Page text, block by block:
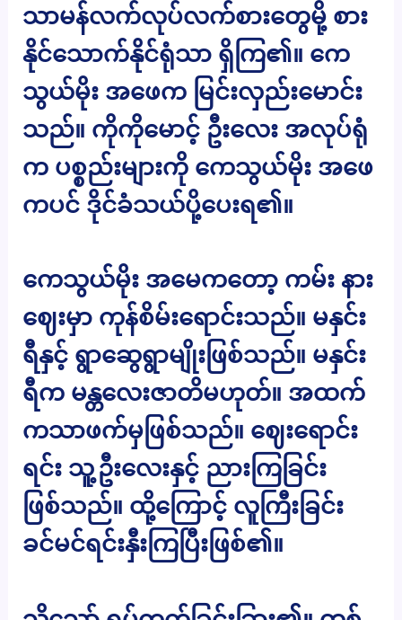
သာမန်လက်လုပ်လက်စားတွေမို့ စား
နိုင်သောက်နိုင်ရုံသာ ရှိကြ၏။ ကေ
သွယ်မိုး အဖေက မြင်းလှည်းမောင်း
သည်။ ကိုကိုမောင့် ဦးလေး အလုပ်ရုံ
က ပစ္စည်းများကို ကေသွယ်မိုး အဖေ
ကပင် ဒိုင်ခံသယ်ပို့ပေးရ၏။
ကေသွယ်မိုး အမေကတော့ ကမ်း နား
ဈေးမှာ ကုန်စိမ်းရောင်းသည်။ မနှင်း
ရီနှင့် ရွာဆွေရွာမျိုးဖြစ်သည်။ မနှင်း
ရီက မန္တလေးဇာတိမဟုတ်။ အထက်
ကသာဖက်မှဖြစ်သည်။ ဈေးရောင်း
ရင်း သူ့ဦးလေးနှင့် ညားကြခြင်း
ဖြစ်သည်။ ထို့ကြောင့် လူကြီးခြင်း
ခင်မင်ရင်းနှီးကြပြီးဖြစ်၏။